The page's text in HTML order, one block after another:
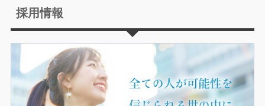
採用情報